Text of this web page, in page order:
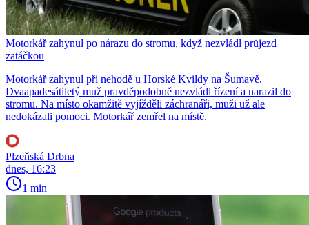
Motorkář zahynul po nárazu do stromu, když nezvládl průjezd
zatáčkou
Motorkář zahynul při nehodě u Horské Kvildy na Šumavě.
Dvaapadesátiletý muž pravděpodobně nezvládl řízení a narazil do
stromu. Na místo okamžitě vyjížděli záchranáři, muži už ale
nedokázali pomoci. Motorkář zemřel na místě.
Plzeňská Drbna
dnes, 16:23
1 min